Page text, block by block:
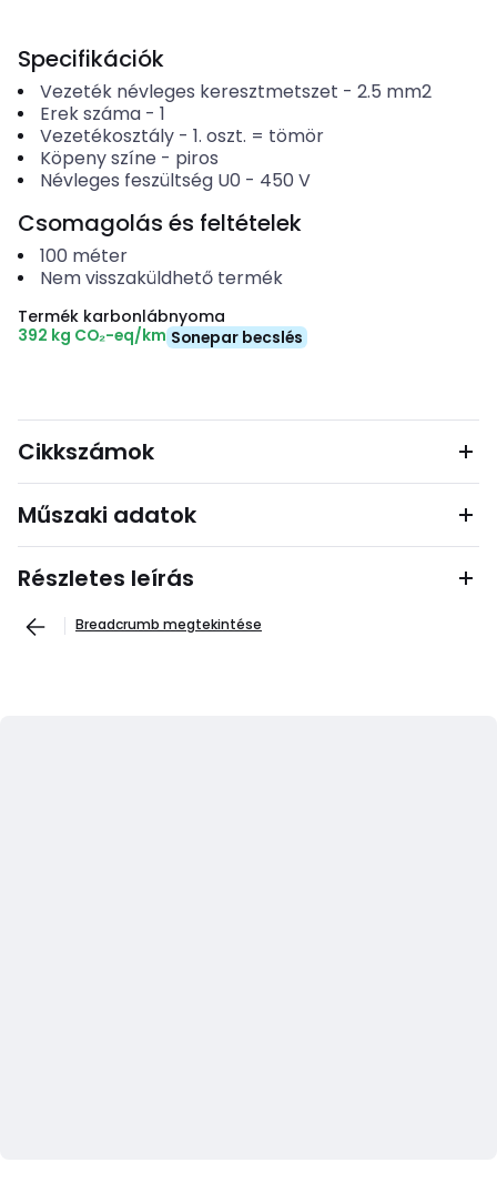
Specifikációk
Vezeték névleges keresztmetszet - 2.5 mm2
Erek száma- 1
Vezetékosztály- 1. oszt. = tömör
Köpeny színe - piros
Névleges feszültség U0 - 450 V
Csomagolás és feltételek
100 méter
Nem visszaküldhető termék
Termék karbonlábnyoma
392 kg CO₂-eq/km Sonepar becslés
Cikkszámok
Műszaki adatok
Részletes leírás
Breadcrumb megtekintése